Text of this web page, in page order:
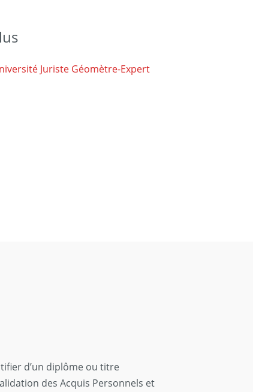
Juriste Géomètre-Expert
d’un diplôme ou titre
des Acquis Personnels et